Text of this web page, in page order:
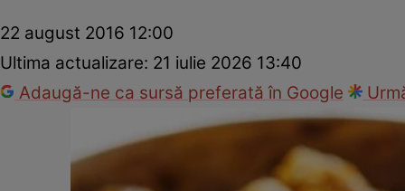
22 august 2016 12:00
Ultima actualizare: 21 iulie 2026 13:40
Adaugă-ne ca sursă preferată în Google